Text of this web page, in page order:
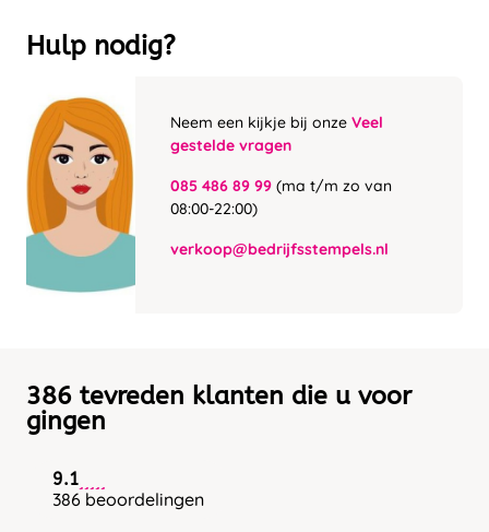
Hulp nodig?
Neem een kijkje bij onze Veel
gestelde vragen
085 486 89 99 (ma t/m zo van
08:00-22:00)
verkoop@bedrijfsstempels.nl
386 tevreden klanten die u voor
gingen
9.1
386 beoordelingen